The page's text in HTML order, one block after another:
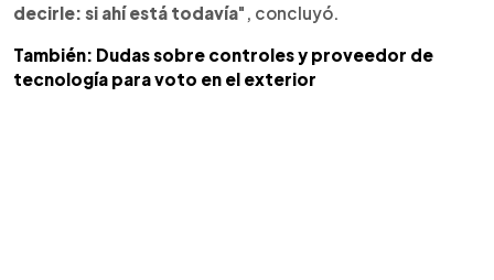
decirle: si ahí está todavía", concluyó.
También: Dudas sobre controles y proveedor de
tecnología para voto en el exterior